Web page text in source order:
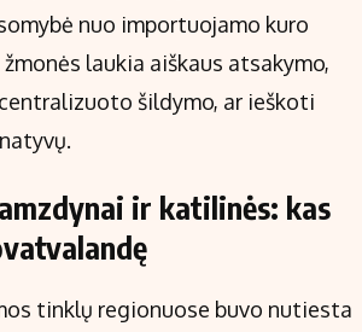
nuo importuojamo kuro
laukia aiškaus atsakymo,
šildymo, ar ieškoti
ir katilinės: kas
tinklų regionuose buvo nutiesta